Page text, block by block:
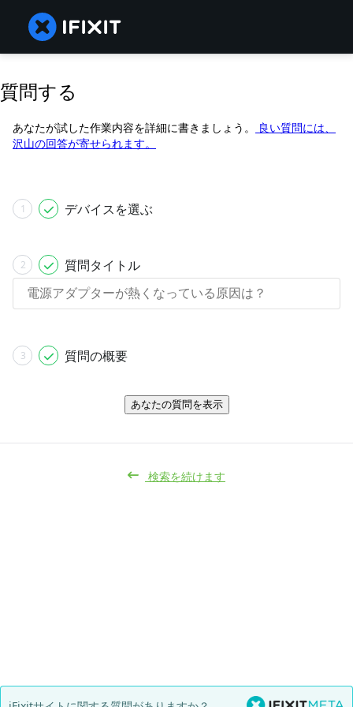
質問する
あなたが試した作業内容を詳細に書きましょう。
良い質問には、
沢山の回答が寄せられます。
1 デバイスを選ぶ
2 質問タイトル
3 質問の概要
あなたの質問を表示
検索を続けます